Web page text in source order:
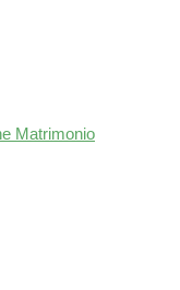
Matrimonio